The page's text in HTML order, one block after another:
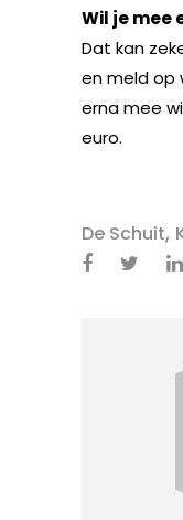
Wil je mee
Dat kan
en meld op
erna mee
euro.
De Schuit,